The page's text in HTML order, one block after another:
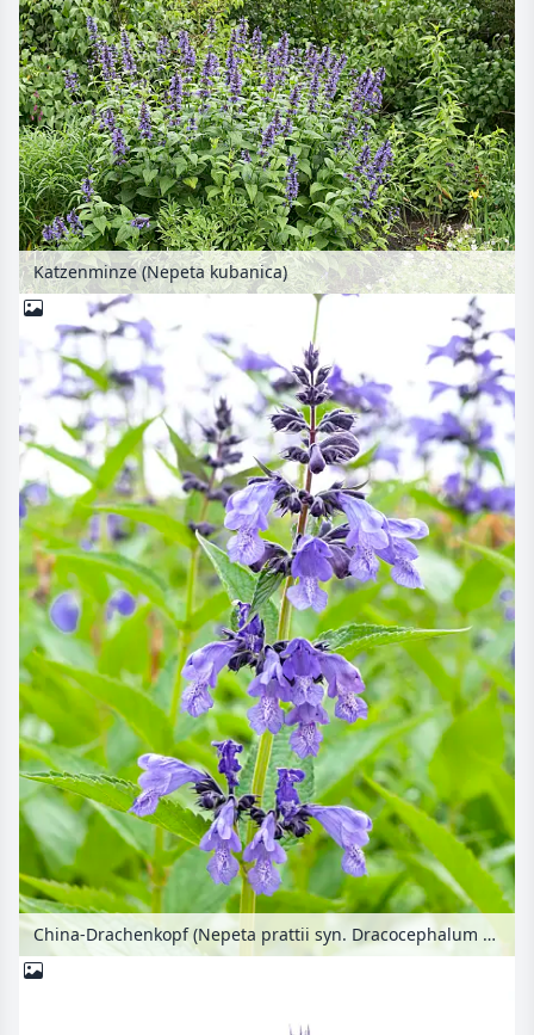
Katzenminze (Nepeta kubanica)
China-Drachenkopf (Nepeta prattii syn. Dracocephalum prattii)